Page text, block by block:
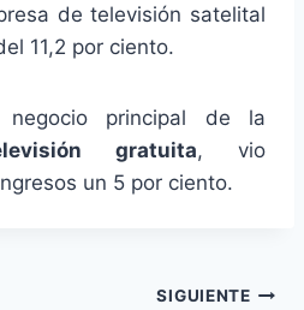
de televisión satelital
11,2 por ciento.
principal de la
gratuita, vio
un 5 por ciento.
SIGUIENTE